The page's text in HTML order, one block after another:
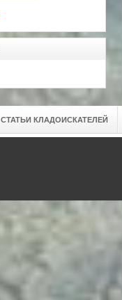
СТАТЬИ КЛАДОИСКАТЕЛЕЙ